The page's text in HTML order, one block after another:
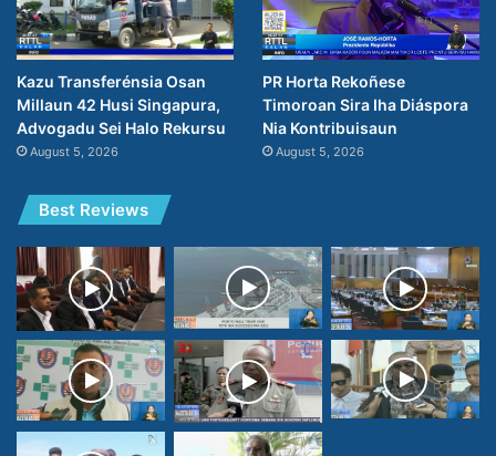
Kazu Transferénsia Osan
Millaun 42 Husi Singapura,
Advogadu Sei Halo Rekursu
August 5, 2026
PR Horta Rekoñese
Timoroan Sira Iha Diáspora
Nia Kontribuisaun
August 5, 2026
Best Reviews